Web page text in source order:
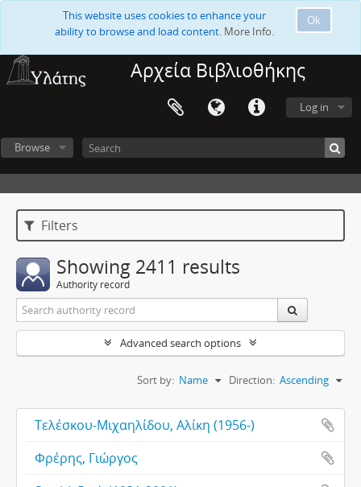
Ok
This website uses cookies to enhance your
ability to browse and load content. More Info.
Αρχεία Βιβλιοθήκης
Log in
Browse
Filters
Showing 2411 results
Authority record
Advanced search options
Sort by: Name Direction: Ascending
Τελέσκου-Μιχαηλίδου, Αλίκη (1956-)
Φρέρης, Γιώργος